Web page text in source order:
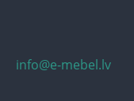
info@e-mebel.lv